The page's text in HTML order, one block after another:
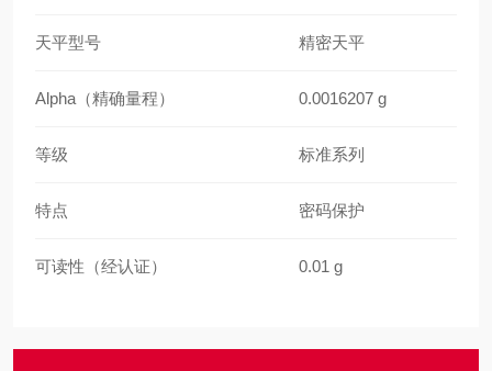
天平型号 精密天平
Alpha（精确量程） 0.0016207 g
等级 标准系列
特点 密码保护
可读性（经认证） 0.01 g